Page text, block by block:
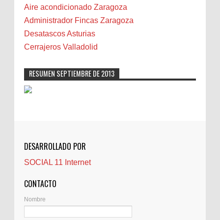
Camareta
Cáncer
Carmela Sauras
Carnavales
Castellón
Cerrajeros
Cocinas
Comentarios de la afición
Controller Zaragoza
Córdoba
Crisis
Aire acondicionado Zaragoza
Administrador Fincas Zaragoza
Desatascos Asturias
Cerrajeros Valladolid
RESUMEN SEPTIEMBRE DE 2013
DESARROLLADO POR
SOCIAL 11 Internet
CONTACTO
Nombre